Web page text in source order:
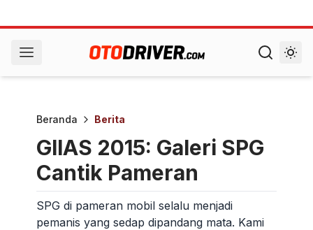
Beranda Berita
GIIAS 2015: Galeri SPG
Cantik Pameran
SPG di pameran mobil selalu menjadi
pemanis yang sedap dipandang mata. Kami